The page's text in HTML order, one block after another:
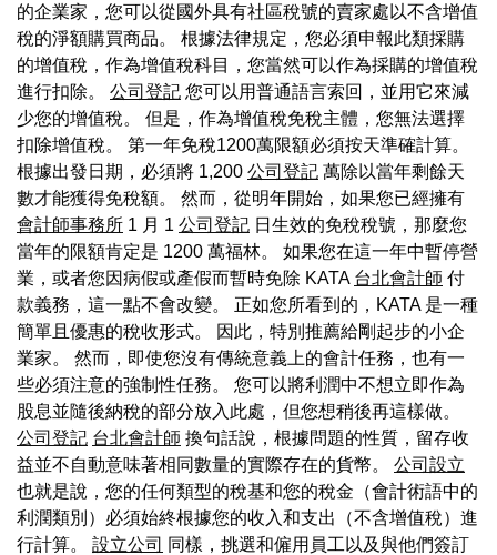
的企業家，您可以從國外具有社區稅號的賣家處以不含增值
稅的淨額購買商品。 根據法律規定，您必須申報此類採購
的增值稅，作為增值稅科目，您當然可以作為採購的增值稅
進行扣除。 公司登記 您可以用普通語言索回，並用它來減
少您的增值稅。 但是，作為增值稅免稅主體，您無法選擇
扣除增值稅。 第一年免稅1200萬限額必須按天準確計算。
根據出發日期，必須將 1,200 公司登記 萬除以當年剩餘天
數才能獲得免稅額。 然而，從明年開始，如果您已經擁有
會計師事務所 1 月 1 公司登記 日生效的免稅稅號，那麼您
當年的限額肯定是 1200 萬福林。 如果您在這一年中暫停營
業，或者您因病假或產假而暫時免除 KATA 台北會計師 付
款義務，這一點不會改變。 正如您所看到的，KATA 是一種
簡單且優惠的稅收形式。 因此，特別推薦給剛起步的小企
業家。 然而，即使您沒有傳統意義上的會計任務，也有一
些必須注意的強制性任務。 您可以將利潤中不想立即作為
股息並隨後納稅的部分放入此處，但您想稍後再這樣做。
公司登記 台北會計師 換句話說，根據問題的性質，留存收
益並不自動意味著相同數量的實際存在的貨幣。 公司設立
也就是說，您的任何類型的稅基和您的稅金（會計術語中的
利潤類別）必須始終根據您的收入和支出（不含增值稅）進
行計算。 設立公司 同樣，挑選和僱用員工以及與他們簽訂